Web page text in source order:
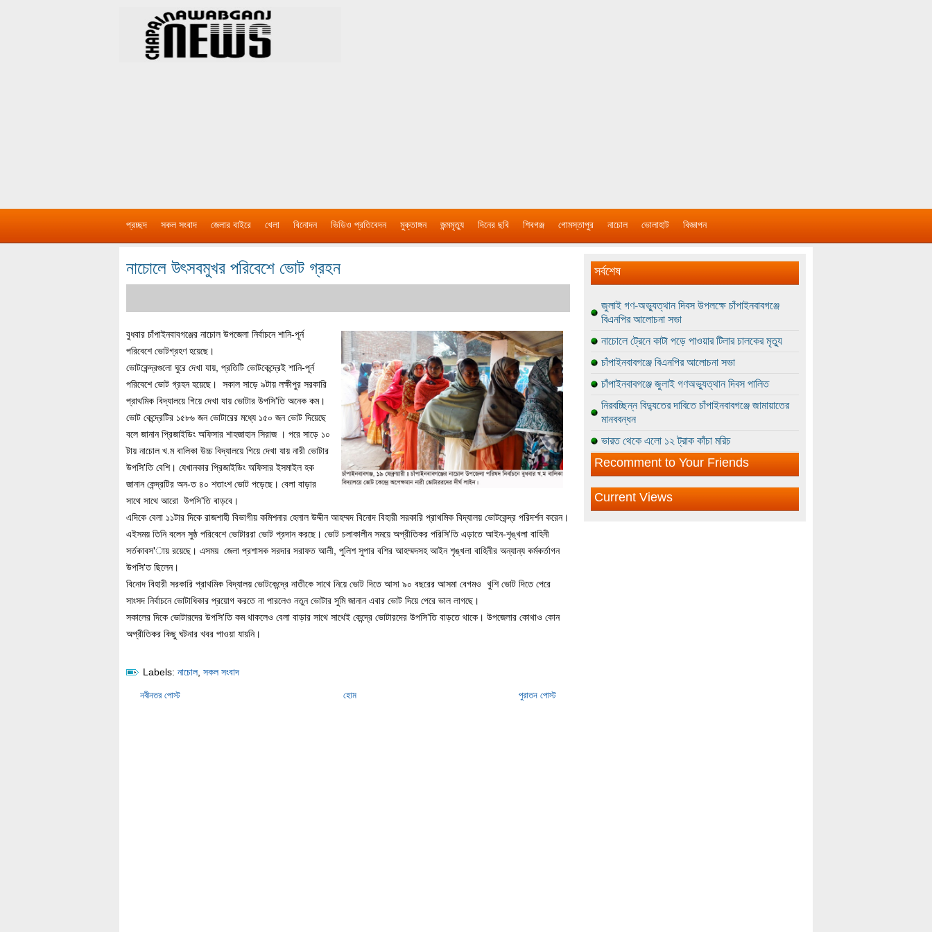
প্রচ্ছদ সকল সংবাদ জেলার বাইরে খেলা বিনোদন ভিডিও প্রতিবেদন মুক্তাঙ্গন জন্মমৃত্যু দিনের ছবি শিবগঞ্জ গোমস্তাপুর নাচোল ভোলাহাট বিজ্ঞাপন
নাচোলে উৎসবমুখর পরিবেশে ভোট গ্রহন
বুধবার চাঁপাইনবাবগঞ্জের নাচোল উপজেলা নির্বাচনে শানি-পূর্ন
পরিবেশে ভোটগ্রহণ হয়েছে।
ভোটকেন্দ্রগুলো ঘুরে দেখা যায়, প্রতিটি ভোটকেন্দ্রেই শানি-পূর্ন
পরিবেশে ভোট গ্রহন হয়েছে। সকাল সাড়ে ৯টায় লক্ষীপুর সরকারি
প্রাথমিক বিদ্যালয়ে গিয়ে দেখা যায় ভোটার উপসি'তি অনেক কম।
ভোট কেন্দ্রেটির ১৫৮৬ জন ভোটারের মধ্যে ১৫০ জন ভোট দিয়েছে
বলে জানান প্রিজাইডিং অফিসার শাহজাহান সিরাজ । পরে সাড়ে ১০
টায় নাচোল খ.ম বালিকা উচ্চ বিদ্যালয়ে গিয়ে দেখা যায় নারী ভোটার
উপসি'তি বেশি। যেখানকার প্রিজাইডিং অফিসার ইসমাইল হক
জানান কেন্দ্রটির অন-ত ৪০ শতাংশ ভোট পড়েছে। বেলা বাড়ার
সাথে সাথে আরো উপসি'তি বাড়বে।
এদিকে বেলা ১১টার দিকে রাজশাহী বিভাগীয় কমিশনার হেলাল উদ্দীন আহম্মদ বিনোদ বিহারী সরকারি প্রাথমিক বিদ্যালয় ভোটকেন্দ্র পরিদর্শন করেন।
এইসময় তিনি বলেন সুষ্ঠ পরিবেশে ভোটাররা ভোট প্রদান করছে। ভোট চলাকালীন সময়ে অপ্রীতিকর পরিসি'তি এড়াতে আইন-শৃঙ্খলা বাহিনী
সর্তকাবস'ায় রয়েছে। এসময় জেলা প্রশাসক সরদার সরাফত আলী, পুলিশ সুপার বশির আহম্মদসহ আইন শৃঙ্খলা বাহিনীর অন্যান্য কর্মকর্তাগন
উপসি'ত ছিলেন।
বিনোদ বিহারী সরকারি প্রাথমিক বিদ্যালয় ভোটকেন্দ্রে নাতীকে সাথে নিয়ে ভোট দিতে আসা ৯০ বছরের আসমা বেগমও খুশি ভোট দিতে পেরে
সাংসদ নির্বাচনে ভোটাধিকার প্রয়োগ করতে না পারলেও নতুন ভোটার সুমি জানান এবার ভোট দিয়ে পেরে ভাল লাগছে।
সকালের দিকে ভোটারদের উপসি'তি কম থাকলেও বেলা বাড়ার সাথে সাথেই কেন্দ্রে ভোটারদের উপসি'তি বাড়তে থাকে। উপজেলার কোথাও কোন
অপ্রীতিকর কিছু ঘটনার খবর পাওয়া যায়নি।
Labels: নাচোল সকল সংবাদ
নবীনতর পোস্ট পুরাতন পোস্ট
হোম
সর্বশেষ
জুলাই গণ-অভ্যুত্থান দিবস উপলক্ষে চাঁপাইনবাবগঞ্জে
বিএনপির আলোচনা সভা
নাচোলে ট্রেনে কাটা পড়ে পাওয়ার টিলার চালকের মৃত্যু
চাঁপাইনবাবগঞ্জে বিএনপির আলোচনা সভা
চাঁপাইনবাবগঞ্জে জুলাই গণঅভ্যুত্থান দিবস পালিত
নিরবচ্ছিন্ন বিদ্যুতের দাবিতে চাঁপাইনবাবগঞ্জে জামায়াতের
মানববন্ধন
ভারত থেকে এলো ১২ ট্রাক কাঁচা মরিচ
Recomment to Your Friends
Current Views